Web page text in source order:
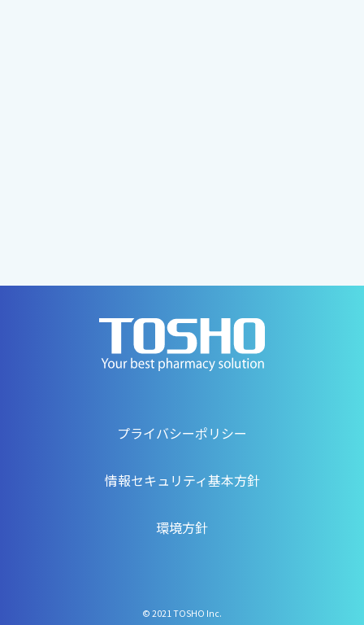
プライバシーポリシー
情報セキュリティ基本方針
環境方針
© 2021 TOSHO Inc.